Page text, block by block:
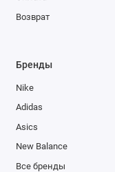
Возврат
Бренды
Nike
Adidas
Asics
New Balance
Все бренды